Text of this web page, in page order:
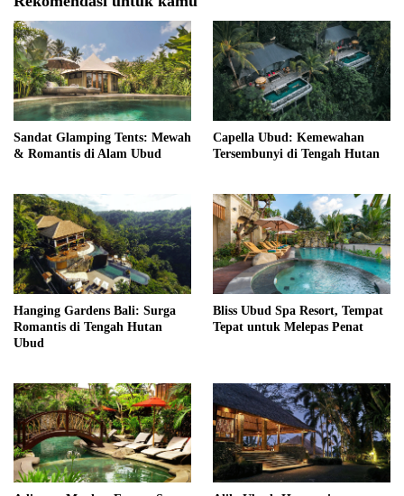
Sandat Glamping Tents: Mewah
& Romantis di Alam Ubud
Capella Ubud: Kemewahan
Tersembunyi di Tengah Hutan
Hanging Gardens Bali: Surga
Romantis di Tengah Hutan
Ubud
Bliss Ubud Spa Resort, Tempat
Tepat untuk Melepas Penat